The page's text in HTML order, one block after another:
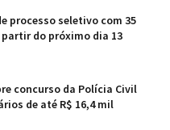
processo seletivo com 35
do próximo dia 13
concurso da Polícia Civil
de até R$ 16,4 mil